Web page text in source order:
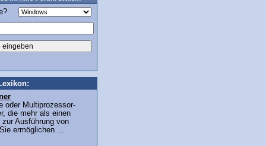
oder Multiprozessor-
die mehr als einen
Ausführung von
ermöglichen ...